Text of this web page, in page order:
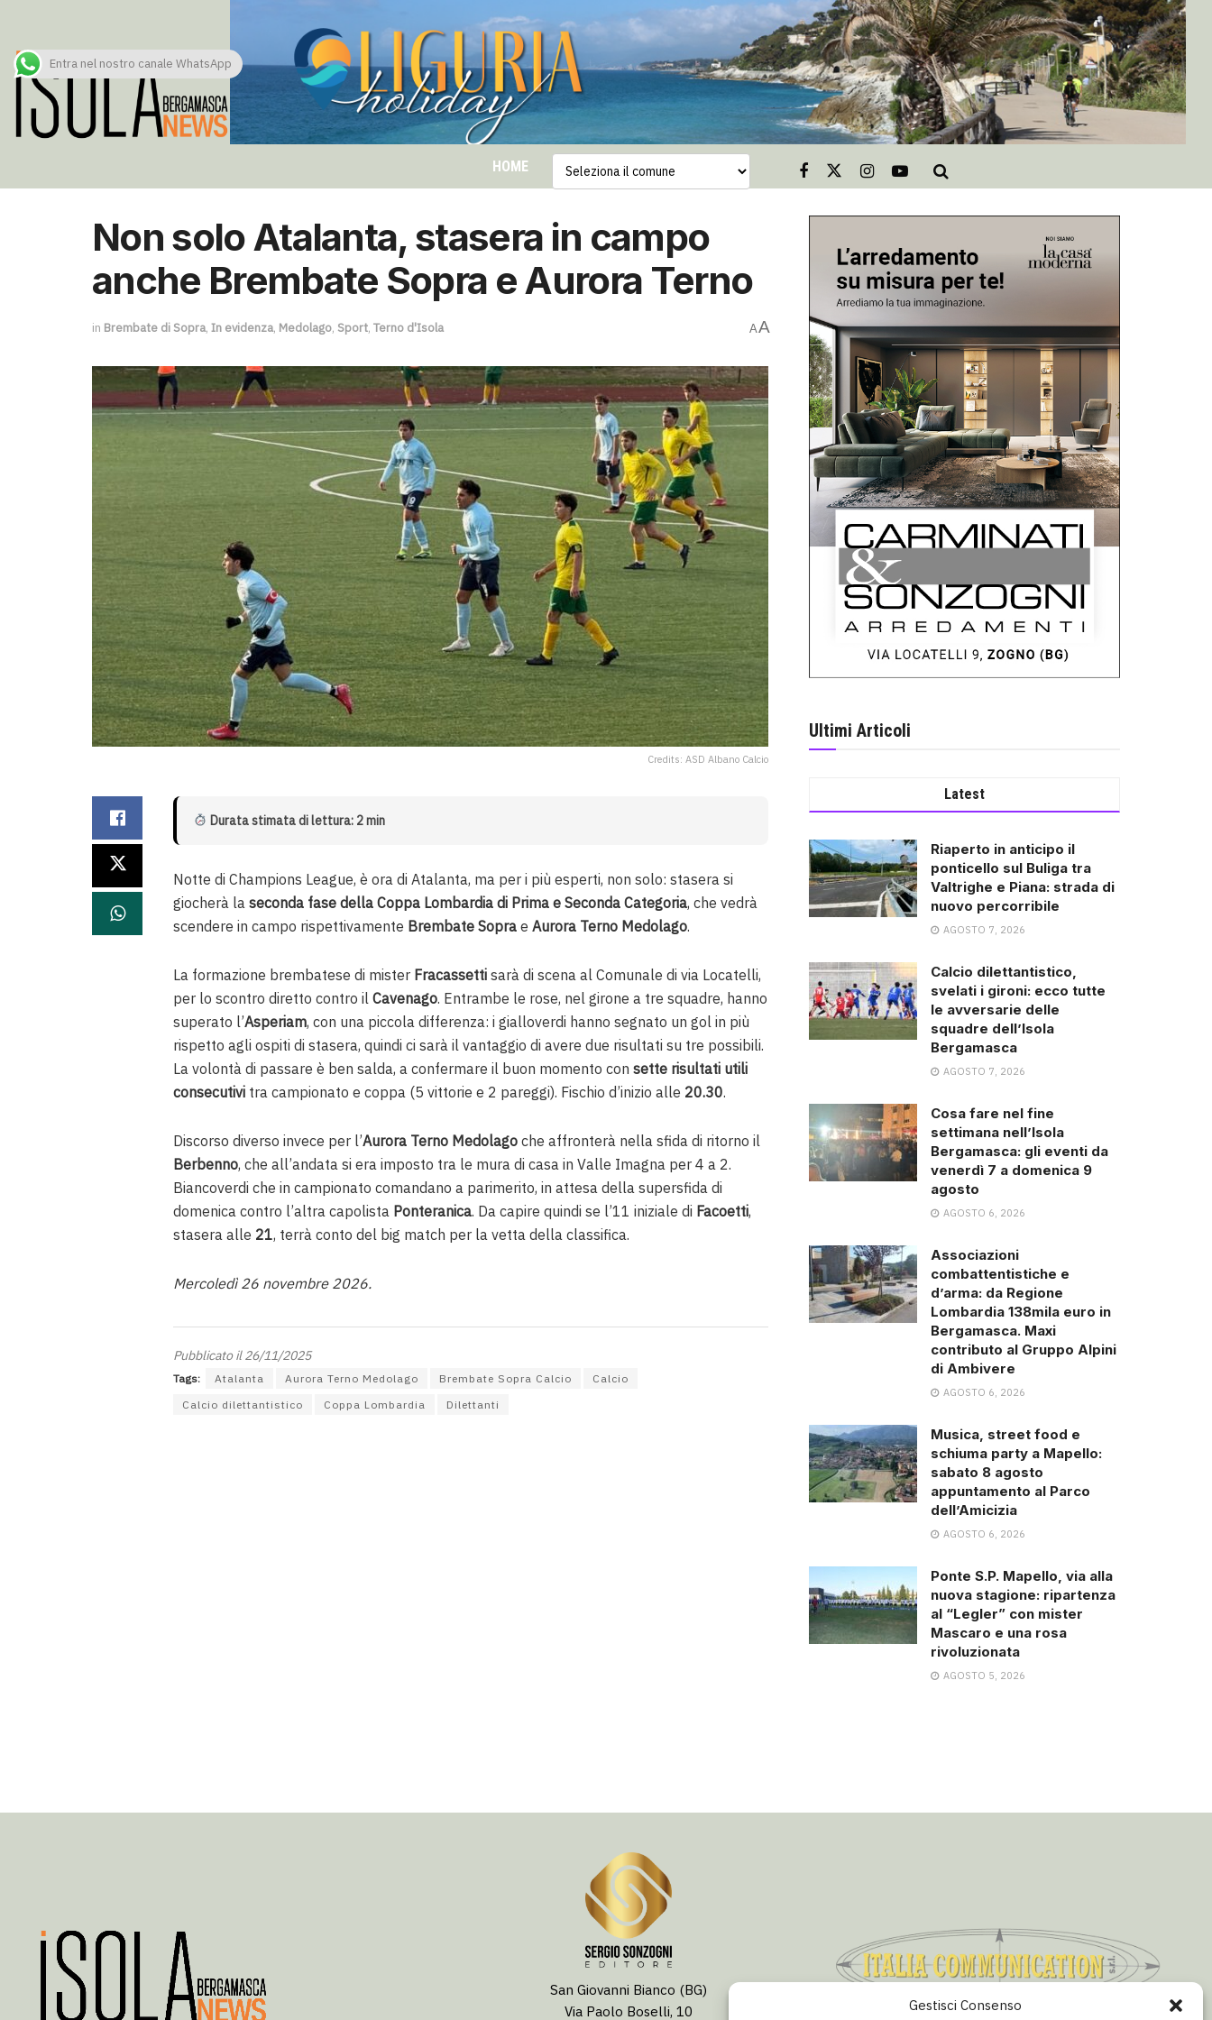
Gestisci Consenso
HOME
Non solo Atalanta, stasera in campo
anche Brembate Sopra e Aurora Terno
in Brembate di Sopra, In evidenza, Medolago, Sport, Terno d'Isola AA
Credits: ASD Albano Calcio
Durata stimata di lettura: 2 min
Notte di Champions League, è ora di Atalanta, ma per i più esperti, non solo: stasera si
giocherà la seconda fase della Coppa Lombardia di Prima e Seconda Categoria, che vedrà
scendere in campo rispettivamente Brembate Sopra e Aurora Terno Medolago.
La formazione brembatese di mister Fracassetti sarà di scena al Comunale di via Locatelli,
per lo scontro diretto contro il Cavenago. Entrambe le rose, nel girone a tre squadre, hanno
superato l’Asperiam, con una piccola differenza: i gialloverdi hanno segnato un gol in più
rispetto agli ospiti di stasera, quindi ci sarà il vantaggio di avere due risultati su tre possibili.
La volontà di passare è ben salda, a confermare il buon momento con sette risultati utili
consecutivi tra campionato e coppa (5 vittorie e 2 pareggi). Fischio d’inizio alle 20.30.
Discorso diverso invece per l’Aurora Terno Medolago che affronterà nella sfida di ritorno il
Berbenno, che all’andata si era imposto tra le mura di casa in Valle Imagna per 4 a 2.
Biancoverdi che in campionato comandano a parimerito, in attesa della supersfida di
domenica contro l’altra capolista Ponteranica. Da capire quindi se l’11 iniziale di Facoetti,
stasera alle 21, terrà conto del big match per la vetta della classifica.
Mercoledì 26 novembre 2026.
Pubblicato il 26/11/2025
Tags: Atalanta Aurora Terno Medolago Brembate Sopra Calcio
Calcio
Calcio dilettantistico
Coppa Lombardia Dilettanti
Ultimi Articoli
Latest
Riaperto in anticipo il
ponticello sul Buliga tra
Valtrighe e Piana: strada di
nuovo percorribile
AGOSTO 7, 2026
Calcio dilettantistico,
svelati i gironi: ecco tutte
le avversarie delle
squadre dell’Isola
Bergamasca
AGOSTO 7, 2026
Cosa fare nel fine
settimana nell’Isola
Bergamasca: gli eventi da
venerdì 7 a domenica 9
agosto
AGOSTO 6, 2026
Associazioni
combattentistiche e
d’arma: da Regione
Lombardia 138mila euro in
Bergamasca. Maxi
contributo al Gruppo Alpini
di Ambivere
AGOSTO 6, 2026
Musica, street food e
schiuma party a Mapello:
sabato 8 agosto
appuntamento al Parco
dell’Amicizia
AGOSTO 6, 2026
Ponte S.P. Mapello, via alla
nuova stagione: ripartenza
al “Legler” con mister
Mascaro e una rosa
rivoluzionata
AGOSTO 5, 2026
Entra nel nostro canale WhatsApp
San Giovanni Bianco (BG)
Via Paolo Boselli, 10